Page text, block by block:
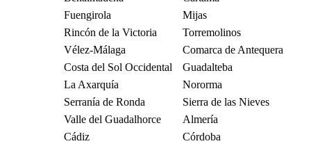
Fuengirola
Mijas
Rincón de la Victoria
Torremolinos
Vélez-Málaga
Comarca de Antequera
Costa del Sol Occidental
Guadalteba
La Axarquía
Nororma
Serranía de Ronda
Sierra de las Nieves
Valle del Guadalhorce
Almería
Cádiz
Córdoba